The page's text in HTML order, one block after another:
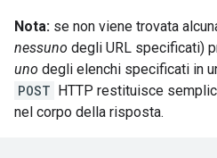
Nota: se non viene trovata
nessuno degli URL specificati)
uno degli elenchi specificati in
POST HTTP restituisce
nel corpo della risposta.